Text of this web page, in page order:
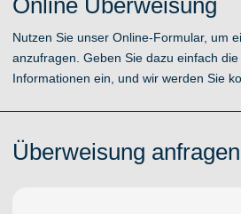
Online Überweisung
Nutzen Sie unser Online-Formular, um
anzufragen. Geben Sie dazu einfach
Informationen ein, und wir werden Sie
Überweisung anfragen